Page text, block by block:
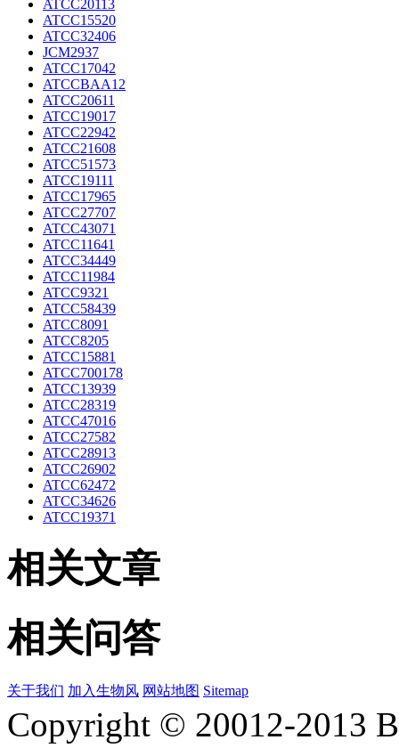
ATCC20113
ATCC15520
ATCC32406
JCM2937
ATCC17042
ATCCBAA12
ATCC20611
ATCC19017
ATCC22942
ATCC21608
ATCC51573
ATCC19111
ATCC17965
ATCC27707
ATCC43071
ATCC11641
ATCC34449
ATCC11984
ATCC9321
ATCC58439
ATCC8091
ATCC8205
ATCC15881
ATCC700178
ATCC13939
ATCC28319
ATCC47016
ATCC27582
ATCC28913
ATCC26902
ATCC62472
ATCC34626
ATCC19371
相关文章
相关问答
关于我们 加入生物风 网站地图 Sitemap
Copyright © 20012-2013